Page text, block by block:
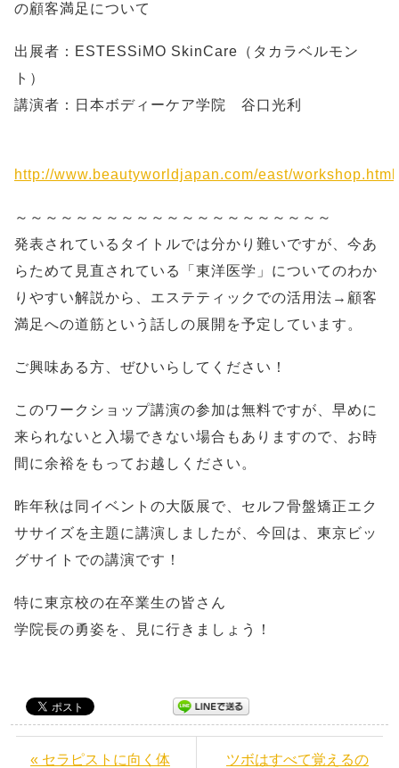
の顧客満足について
出展者：ESTESSiMO SkinCare（タカラベルモン
ト）
講演者：日本ボディーケア学院 谷口光利
http://www.beautyworldjapan.com/east/workshop.html
～～～～～～～～～～～～～～～～～～～～～
発表されているタイトルでは分かり難いですが、今あ
らためて見直されている「東洋医学」についてのわか
りやすい解説から、エステティックでの活用法→顧客
満足への道筋という話しの展開を予定しています。
ご興味ある方、ぜひいらしてください！
このワークショップ講演の参加は無料ですが、早めに
来られないと入場できない場合もありますので、お時
間に余裕をもってお越しください。
昨年秋は同イベントの大阪展で、セルフ骨盤矯正エク
ササイズを主題に講演しましたが、今回は、東京ビッ
グサイトでの講演です！
特に東京校の在卒業生の皆さん
学院長の勇姿を、見に行きましょう！
« セラピストに向く体
ツボはすべて覚えるの